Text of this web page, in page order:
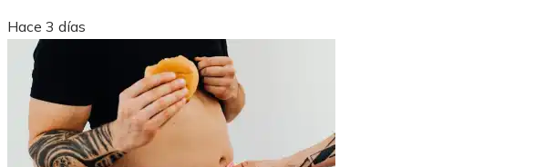
Hace 3 días